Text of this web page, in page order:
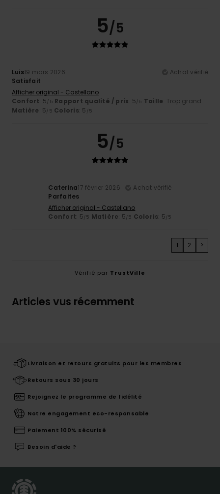
5/5
Luis19 mars 2026
Achat vérifié
Satisfait
Afficher original - Castellano
Confort: 5 /5 Rapport qualité / prix: 5 /5 Taille: Trop grand
Matière: 5 /5 Coloris: 5 /5
5/5
Caterina17 février 2026
Achat vérifié
Parfaites
Afficher original - Castellano
Confort: 5 /5 Matière: 5 /5 Coloris: 5 /5
1 2 >
Vérifié par TrustVille
Articles vus récemment
Livraison et retours gratuits pour les membres
Retours sous 30 jours
Rejoignez le programme de fidélité
Notre engagement eco-responsable
Paiement 100% sécurisé
Besoin d'aide ?